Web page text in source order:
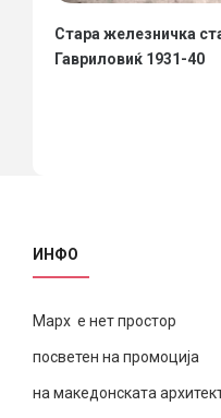
Стара железничка
Гавриловиќ 1931-40
ИНФО
Марх е нет простор
посветен на промоција
на македонската